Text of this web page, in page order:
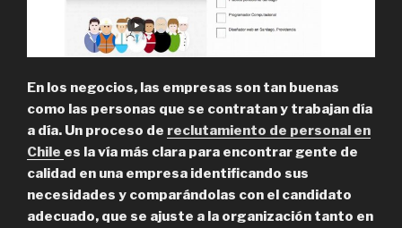
En los negocios, las empresas son tan buenas
como las personas que se contratan y trabajan día
a día. Un proceso de reclutamiento de personal en
Chile es la vía más clara para encontrar gente de
calidad en una empresa identificando sus
necesidades y comparándolas con el candidato
adecuado, que se ajuste a la organización tanto en